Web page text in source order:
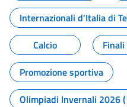
Internazionali d'Italia di
Calcio
Promozione sportiva
Olimpiadi Invernali 2026